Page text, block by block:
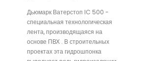
Дьюмарк Ватерстоп IC 500 -
специальная технологическая
лента, производящаяся на
основе ПВХ . В строительных
проектах эта гидрошпонка